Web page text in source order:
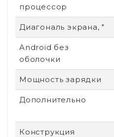
процессор
Диагональ экрана, "
Android без
оболочки
Мощность зарядки
Дополнительно
Конструкция